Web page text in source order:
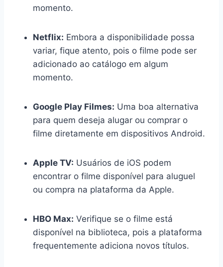
momento.
Netflix: Embora a disponibilidade possa
variar, fique atento, pois o filme pode ser
adicionado ao catálogo em algum
momento.
Google Play Filmes: Uma boa alternativa
para quem deseja alugar ou comprar o
filme diretamente em dispositivos Android.
Apple TV: Usuários de iOS podem
encontrar o filme disponível para aluguel
ou compra na plataforma da Apple.
HBO Max: Verifique se o filme está
disponível na biblioteca, pois a plataforma
frequentemente adiciona novos títulos.